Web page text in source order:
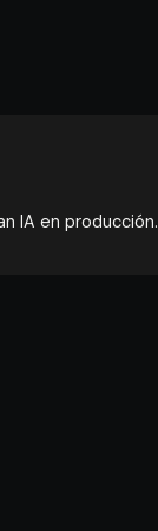
IA en producción.